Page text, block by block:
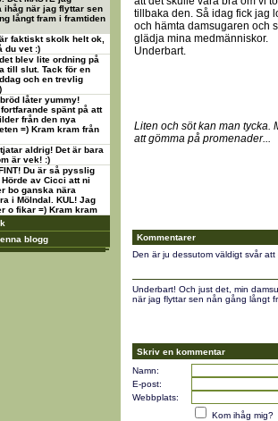
ihåg när jag flyttar sen
långt fram i framtiden
faktiskt skolk helt ok,
du vet :)
blev lite ordning på
till slut. Tack för en
och en trevlig
låter yummy!
spänt på att
från den nya
=) Kram kram från
aldrig! Det är bara
är vek! :)
Du är så pysslig
av Cicci att ni
bo ganska nära
i Mölndal. KUL! Jag
o fikar =) Kram kram
blogg
tillbaka den. Så idag fick jag
och hämta damsugaren och
glädja mina medmänniskor.
Underbart.
Liten och söt kan man tycka.
att gömma på promenader...
Kommentarer
Den är ju dessutom väldigt svår
Underbart! Och just det, min
när jag flyttar sen nån gång långt
Skriv en kommentar
Namn:
E-post:
Webbplats:
Kom ihåg mig?